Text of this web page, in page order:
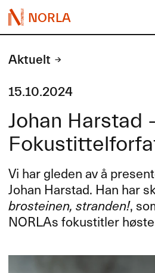
NORLA
Aktuelt
15.10.2024
Johan Harstad -
Vi har gleden av å
Johan Harstad. Han har
brosteinen, stranden!,
NORLAs fokustitler